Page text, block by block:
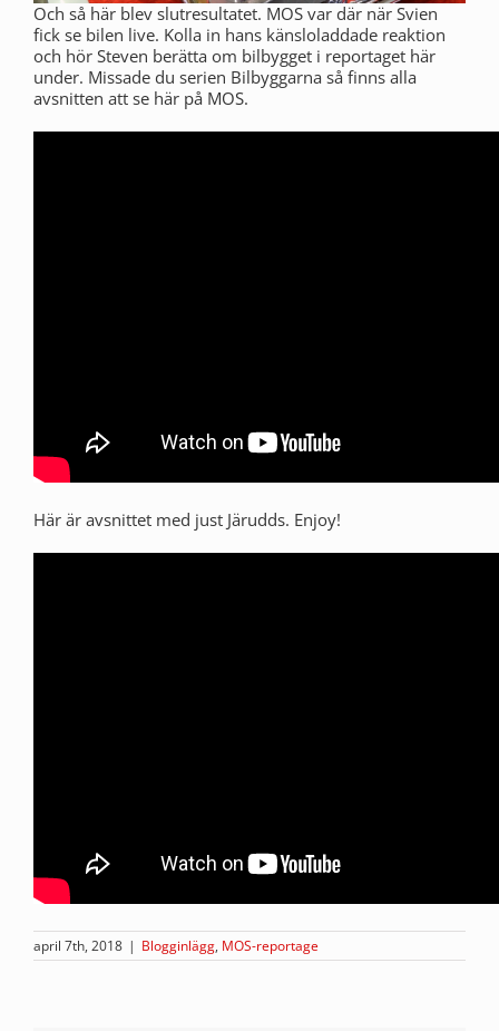
Och så här blev slutresultatet. MOS var där när Svien
fick se bilen live. Kolla in hans känsloladdade reaktion
och hör Steven berätta om bilbygget i reportaget här
under. Missade du serien Bilbyggarna så finns alla
avsnitten att se här på MOS.
Här är avsnittet med just Järudds. Enjoy!
april 7th, 2018 | Blogginlägg, MOS-reportage